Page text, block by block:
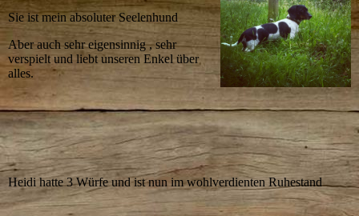
Sie ist mein absoluter Seelenhund
Aber auch sehr eigensinnig , sehr
verspielt und liebt unseren Enkel über
alles.
Heidi hatte 3 Würfe und ist nun im wohlverdienten Ruhestand